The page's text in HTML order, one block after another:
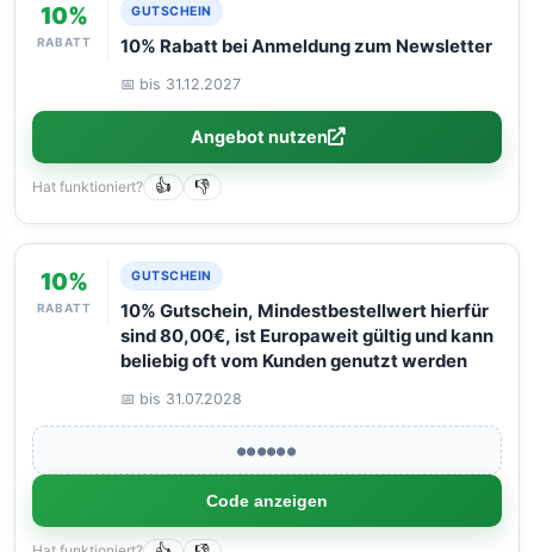
10%
RABATT
GUTSCHEIN
10% Rabatt bei Anmeldung zum Newsletter
📅 bis 31.12.2027
Angebot nutzen
Hat funktioniert? 👍 👎
10%
RABATT
GUTSCHEIN
10% Gutschein, Mindestbestellwert hierfür
sind 80,00€, ist Europaweit gültig und kann
beliebig oft vom Kunden genutzt werden
📅 bis 31.07.2028
●●●●●●
Code anzeigen